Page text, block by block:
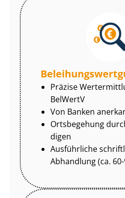
Präzise
BelWertV
Von Banken
Ortsbegehung
di­gen
Ausführliche
Abhandlung (ca.